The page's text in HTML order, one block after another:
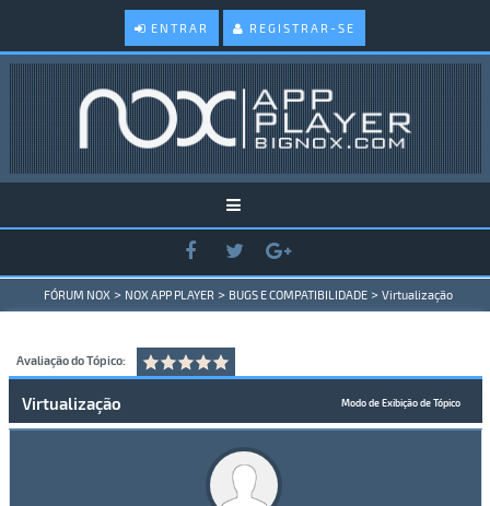
ENTRAR REGISTRAR-SE
FÓRUM NOX > NOX APP PLAYER > BUGS E COMPATIBILIDADE > Virtualização
Avaliação do Tópico:
Modo de Exibição de Tópico
Virtualização